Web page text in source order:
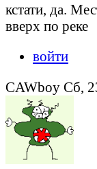
кстати, да.
вверх по реке
войти
CAWboy Сб,